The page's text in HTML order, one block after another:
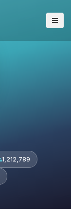
1,212,789